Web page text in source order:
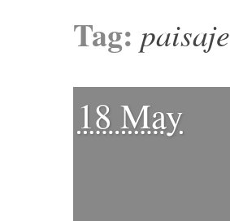
Tag: paisaje
18 May